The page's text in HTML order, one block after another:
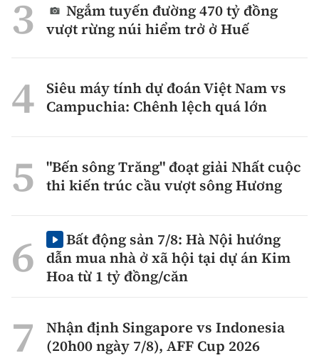
Ngắm tuyến đường 470 tỷ đồng
vượt rừng núi hiểm trở ở Huế
Siêu máy tính dự đoán Việt Nam vs
Campuchia: Chênh lệch quá lớn
"Bến sông Trăng" đoạt giải Nhất cuộc
thi kiến trúc cầu vượt sông Hương
Bất động sản 7/8: Hà Nội hướng
dẫn mua nhà ở xã hội tại dự án Kim
Hoa từ 1 tỷ đồng/căn
Nhận định Singapore vs Indonesia
(20h00 ngày 7/8), AFF Cup 2026